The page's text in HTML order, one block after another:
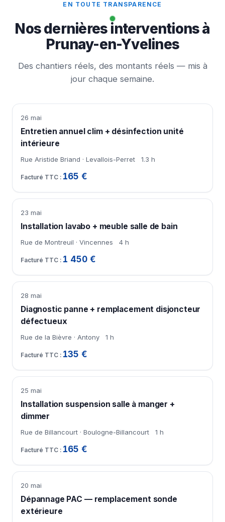
EN TOUTE TRANSPARENCE
Nos dernières interventions à
Prunay-en-Yvelines
Des chantiers réels, des montants réels — mis à
jour chaque semaine.
26 mai
Entretien annuel clim + désinfection unité
intérieure
Rue Aristide Briand · Levallois-Perret 1.3 h
165 €
23 mai
Installation lavabo + meuble salle de bain
Rue de Montreuil · Vincennes 4 h
1 450 €
28 mai
Diagnostic panne + remplacement disjoncteur
défectueux
Rue de la Bièvre · Antony 1 h
135 €
25 mai
Installation suspension salle à manger +
dimmer
Rue de Billancourt · Boulogne-Billancourt 1 h
165 €
20 mai
Dépannage PAC — remplacement sonde
extérieure